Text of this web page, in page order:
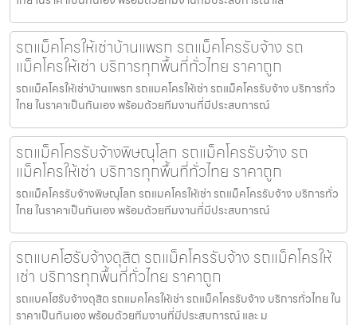
รถแม็คโครให้เช่าบ้านแพรก รถแม็คโครรับจ้าง รถ
แม็คโครให้เช่า บริการทุกพื้นที่ทั่วไทย ราคาถูก
รถแม็คโครให้เช่าบ้านแพรก รถแมคโครให้เช่า รถแม็คโครรับจ้าง บริการทั่ว
ไทย ในราคาเป็นกันเอง พร้อมด้วยทีมงานที่มีประสบการณ์
รถแม็คโครรับจ้างพิษณุโลก รถแม็คโครรับจ้าง รถ
แม็คโครให้เช่า บริการทุกพื้นที่ทั่วไทย ราคาถูก
รถแม็คโครรับจ้างพิษณุโลก รถแมคโครให้เช่า รถแม็คโครรับจ้าง บริการทั่ว
ไทย ในราคาเป็นกันเอง พร้อมด้วยทีมงานที่มีประสบการณ์
รถแบคโฮรับจ้างดุสิต รถแม็คโครรับจ้าง รถแม็คโครให้
เช่า บริการทุกพื้นที่ทั่วไทย ราคาถูก
รถแบคโฮรับจ้างดุสิต รถแมคโครให้เช่า รถแม็คโครรับจ้าง บริการทั่วไทย ใน
ราคาเป็นกันเอง พร้อมด้วยทีมงานที่มีประสบการณ์ และ ม